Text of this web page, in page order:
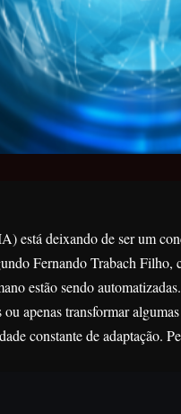
está deixando de ser um
Fernando Trabach
estão sendo
apenas transformar
constante de adaptação.